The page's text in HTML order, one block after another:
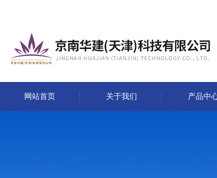
网站首页 关于我们 产品中